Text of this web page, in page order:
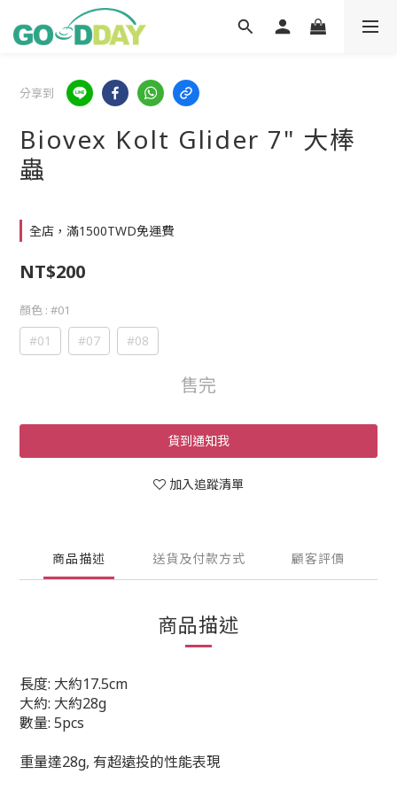
分享到
Biovex Kolt Glider 7" 大棒
蟲
全店，滿1500TWD免運費
NT$200
顏色 : #01
#01 #07 #08
售完
貨到通知我
加入追蹤清單
商品描述 送貨及付款方式 顧客評價
商品描述
長度: 大約17.5cm
大約: 大約28g
數量: 5pcs
重量達28g, 有超遠投的性能表現